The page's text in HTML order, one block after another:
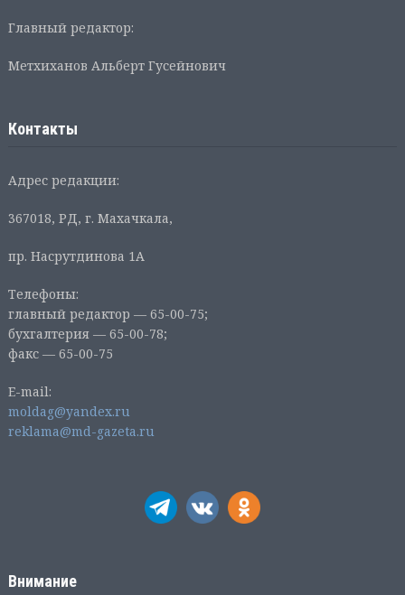
Главный редактор:
Метхиханов Альберт Гусейнович
Контакты
Адрес редакции:
367018, РД, г. Махачкала,
пр. Насрутдинова 1А
Телефоны:
главный редактор — 65-00-75;
бухгалтерия — 65-00-78;
факс — 65-00-75
E-mail:
moldag@yandex.ru
reklama@md-gazeta.ru
Внимание